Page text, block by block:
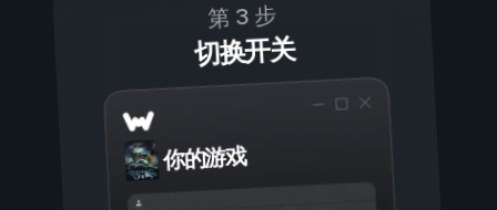
第 3 步
切换开关
你的游戏